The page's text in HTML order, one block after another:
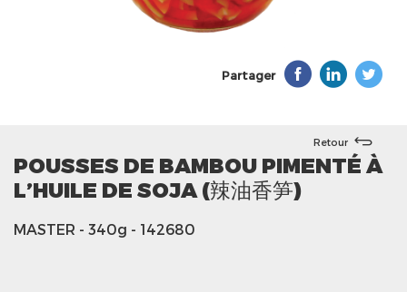
Partager
Retour
POUSSES DE BAMBOU PIMENTÉ À
L’HUILE DE SOJA (辣油香笋)
MASTER - 340g - 142680